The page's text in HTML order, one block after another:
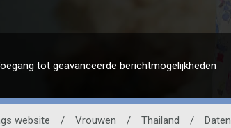
tot geavanceerde berichtmogelijkheden
website / Vrouwen / Thailand / Daten